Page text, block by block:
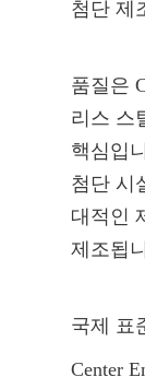
첨단 제
품질은
리스 스
핵심입
첨단 시
대적인
제조됩
국제 표
Center